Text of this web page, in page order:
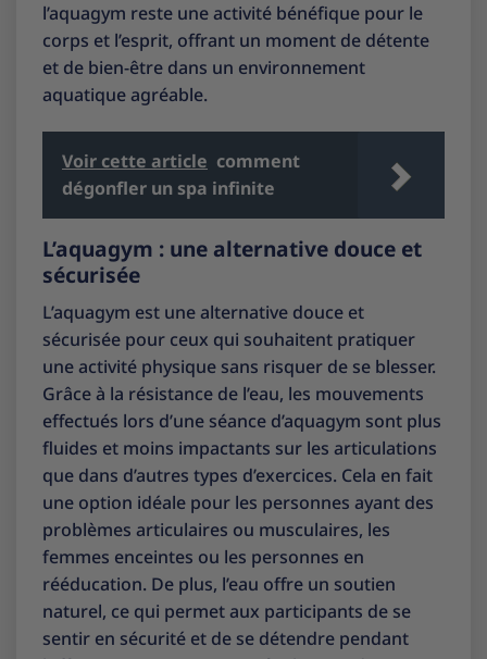
l’aquagym reste une activité bénéfique pour le
corps et l’esprit, offrant un moment de détente
et de bien-être dans un environnement
aquatique agréable.
Voir cette article comment
dégonfler un spa infinite
L’aquagym : une alternative douce et
sécurisée
L’aquagym est une alternative douce et
sécurisée pour ceux qui souhaitent pratiquer
une activité physique sans risquer de se blesser.
Grâce à la résistance de l’eau, les mouvements
effectués lors d’une séance d’aquagym sont plus
fluides et moins impactants sur les articulations
que dans d’autres types d’exercices. Cela en fait
une option idéale pour les personnes ayant des
problèmes articulaires ou musculaires, les
femmes enceintes ou les personnes en
rééducation. De plus, l’eau offre un soutien
naturel, ce qui permet aux participants de se
sentir en sécurité et de se détendre pendant